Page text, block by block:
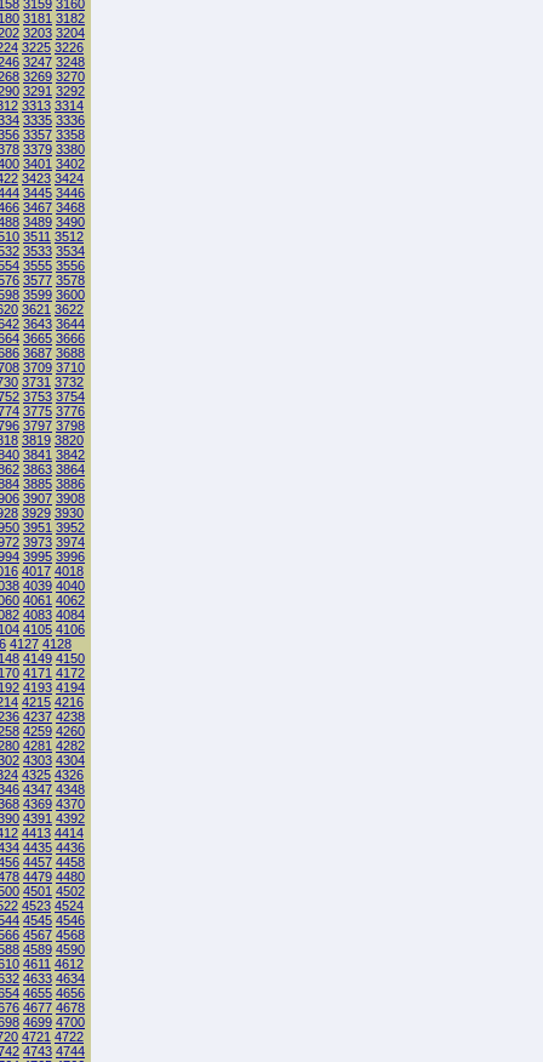
3159 3160
3181 3182
3203 3204
3225 3226
3247 3248
3269 3270
3291 3292
3313 3314
3335 3336
3357 3358
3379 3380
3401 3402
3423 3424
3445 3446
3467 3468
3489 3490
3511 3512
3533 3534
3555 3556
3577 3578
3599 3600
3621 3622
3643 3644
3665 3666
3687 3688
3709 3710
3731 3732
3753 3754
3775 3776
3797 3798
3819 3820
3841 3842
3863 3864
3885 3886
3907 3908
3929 3930
3951 3952
3973 3974
3995 3996
4017 4018
4039 4040
4061 4062
4083 4084
4105 4106
4127 4128
4149 4150
4171 4172
4193 4194
4215 4216
4237 4238
4259 4260
4281 4282
4303 4304
4325 4326
4347 4348
4369 4370
4391 4392
4413 4414
4435 4436
4457 4458
4479 4480
4501 4502
4523 4524
4545 4546
4567 4568
4589 4590
4611 4612
4633 4634
4655 4656
4677 4678
4699 4700
4721 4722
4743 4744